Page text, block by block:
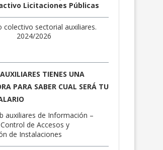
Licitaciones Públicas
colectivo sectorial auxiliares.
2024/2026
TIENES UNA
PARA SABER CUAL SERÁ TU